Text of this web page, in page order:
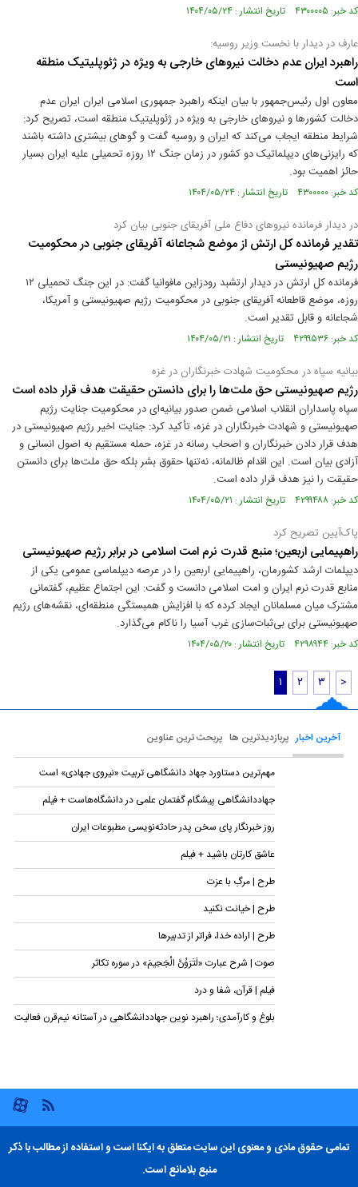
کد خبر: ۴۳۰۰۰۰۵ تاریخ انتشار : ۱۴۰۴/۰۵/۲۴
عارف در دیدار با نخست وزیر روسیه:
راهبرد ایران عدم دخالت نیروهای خارجی به ویژه در ژئوپلیتیک منطقه
است
معاون اول رئیس‌جمهور با بیان اینکه راهبرد جمهوری اسلامی ایران ایران عدم
دخالت کشورها و نیروهای خارجی به ویژه در ژئوپلیتیک منطقه است، تصریح کرد:
شرایط منطقه ایجاب می‌کند که ایران و روسیه گفت و گوهای بیشتری داشته باشند
که رایزنی‌های دیپلماتیک دو کشور در زمان جنگ ۱۲ روزه تحمیلی علیه ایران بسیار
حائز اهمیت بود.
کد خبر: ۴۳۰۰۰۰۰ تاریخ انتشار : ۱۴۰۴/۰۵/۲۴
در دیدار فرمانده نیروهای دفاع ملی آفریقای جنوبی بیان کرد
تقدیر فرمانده کل ارتش از موضع شجاعانه آفریقای جنوبی در محکومیت
رژیم صهیونیستی
فرمانده کل ارتش در دیدار ارتشبد رودزاین مافوانیا گفت: در این جنگ تحمیلی ۱۲
روزه، موضع قاطعانه آفریقای جنوبی در محکومیت رژیم صهیونیستی و آمریکا،
شجاعانه و قابل تقدیر است.
کد خبر: ۴۲۹۹۵۳۶ تاریخ انتشار : ۱۴۰۴/۰۵/۲۱
بیانیه سپاه در محکومیت شهادت خبرنگاران در غزه
رژیم صهیونیستی حق ملت‌ها را برای دانستن حقیقت هدف قرار داده است
سپاه پاسداران انقلاب اسلامی ضمن صدور بیانیه‌ای در محکومیت جنایت رژیم
صهیونیستی و شهادت خبرنگاران در غزه، تأکید کرد: جنایت اخیر رژیم صهیونیستی در
هدف قرار دادن خبرنگاران و اصحاب رسانه در غزه، حمله مستقیم به اصول انسانی و
آزادی بیان است. این اقدام ظالمانه، نه‌تنها حقوق بشر بلکه حق ملت‌ها برای دانستن
حقیقت را نیز هدف قرار داده است.
کد خبر: ۴۲۹۹۴۸۸ تاریخ انتشار : ۱۴۰۴/۰۵/۲۱
پاک‌آیین تصریح کرد
راهپیمایی اربعین؛ منبع قدرت نرم امت اسلامی در برابر رژیم صهیونیستی
دیپلمات ارشد کشورمان، راهپیمایی اربعین را در عرصه دیپلماسی عمومی یکی از
منابع قدرت نرم ایران و امت اسلامی دانست و گفت: این اجتماع عظیم، گفتمانی
مشترک میان مسلمانان ایجاد کرده که با افزایش همبستگی منطقه‌ای، نقشه‌های رژیم
صهیونیستی برای بی‌ثبات‌سازی غرب آسیا را ناکام می‌گذارد.
کد خبر: ۴۲۹۸۹۴۴ تاریخ انتشار : ۱۴۰۴/۰۵/۲۰
۱ ۲ ۳ >
آخرین اخبار پربازدیدترین ها پربحث ترین عناوین
مهم‌ترین دستاورد جهاد دانشگاهی تربیت «نیروی جهادی» است
جهاددانشگاهی پیشگام گفتمان علمی در دانشگاه‌هاست + فیلم
روز خبرنگار پای سخن پدر حادثه‌نویسی مطبوعات ایران
عاشق کارتان باشید + فیلم
طرح | مرگِ با عزت
طرح | خیانت نکنید
طرح | اراده خدا، فراتر از تدبیرها
صوت | شرح عبارت «لَتَرَوُنَّ الْجَحِیمَ» در سوره تکاثر
فیلم | قرآن، شفا و درد
بلوغ و کارآمدی؛ راهبرد نوین جهاددانشگاهی در آستانه نیم‌قرن فعالیت
تمامی حقوق مادی و معنوی این سایت متعلق به ایکنا است و استفاده از مطالب با ذکر
منبع بلامانع است.